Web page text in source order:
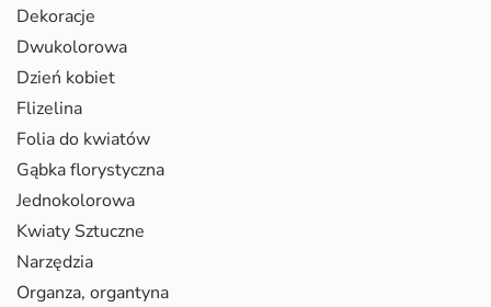
Dekoracje
Dwukolorowa
Dzień kobiet
Flizelina
Folia do kwiatów
Gąbka florystyczna
Jednokolorowa
Kwiaty Sztuczne
Narzędzia
Organza, organtyna